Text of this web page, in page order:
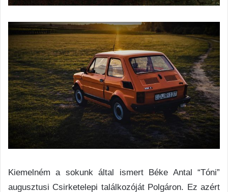
Kiemelném a sokunk által ismert Béke Antal “Tóni”
augusztusi Csirketelepi találkozóját Polgáron. Ez azért